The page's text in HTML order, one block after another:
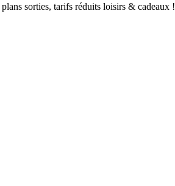
sorties, tarifs réduits loisirs & cadeaux !